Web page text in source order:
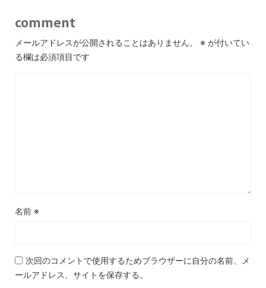
comment
メールアドレスが公開されることはありません。 ※ が付いてい
る欄は必須項目です
名前 ※
次回のコメントで使用するためブラウザーに自分の名前、メ
ールアドレス、サイトを保存する。